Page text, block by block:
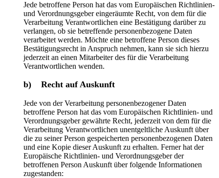
Jede betroffene Person hat das vom Europäischen Richtlinien-
und Verordnungsgeber eingeräumte Recht, von dem für die
Verarbeitung Verantwortlichen eine Bestätigung darüber zu
verlangen, ob sie betreffende personenbezogene Daten
verarbeitet werden. Möchte eine betroffene Person dieses
Bestätigungsrecht in Anspruch nehmen, kann sie sich hierzu
jederzeit an einen Mitarbeiter des für die Verarbeitung
Verantwortlichen wenden.
b) Recht auf Auskunft
Jede von der Verarbeitung personenbezogener Daten
betroffene Person hat das vom Europäischen Richtlinien- und
Verordnungsgeber gewährte Recht, jederzeit von dem für die
Verarbeitung Verantwortlichen unentgeltliche Auskunft über
die zu seiner Person gespeicherten personenbezogenen Daten
und eine Kopie dieser Auskunft zu erhalten. Ferner hat der
Europäische Richtlinien- und Verordnungsgeber der
betroffenen Person Auskunft über folgende Informationen
zugestanden: